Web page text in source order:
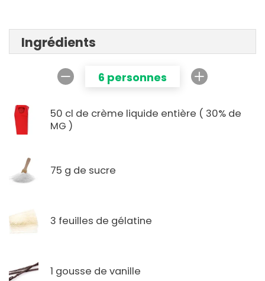
Ingrédients
6 personnes
50 cl de crème liquide entière ( 30% de
MG )
75 g de sucre
3 feuilles de gélatine
1 gousse de vanille